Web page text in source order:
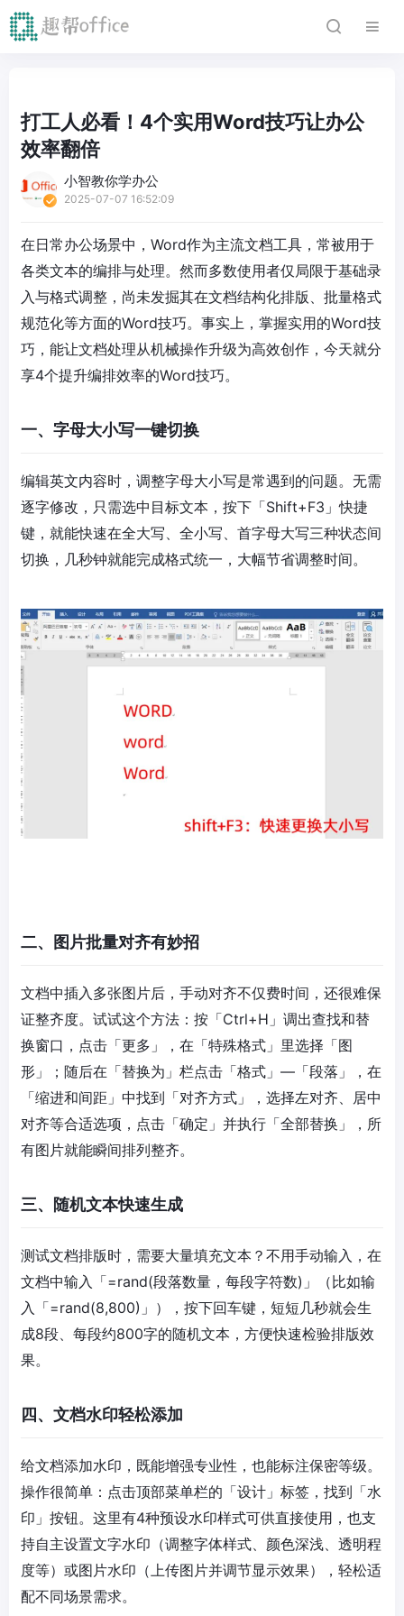
打工人必看！4个实用Word技巧让办公
效率翻倍
小智教你学办公
2025-07-07 16:52:09
在日常办公场景中，Word作为主流文档工具，常被用于
各类文本的编排与处理。然而多数使用者仅局限于基础录
入与格式调整，尚未发掘其在文档结构化排版、批量格式
规范化等方面的Word技巧。事实上，掌握实用的Word技
巧，能让文档处理从机械操作升级为高效创作，今天就分
享4个提升编排效率的Word技巧。​
一、字母大小写一键切换​
编辑英文内容时，调整字母大小写是常遇到的问题。无需
逐字修改，只需选中目标文本，按下「Shift+F3」快捷
键，就能快速在全大写、全小写、首字母大写三种状态间
切换，几秒钟就能完成格式统一，大幅节省调整时间。
二、图片批量对齐有妙招​
文档中插入多张图片后，手动对齐不仅费时间，还很难保
证整齐度。试试这个方法：按「Ctrl+H」调出查找和替
换窗口，点击「更多」，在「特殊格式」里选择「图
形」；随后在「替换为」栏点击「格式」—「段落」，在
「缩进和间距」中找到「对齐方式」，选择左对齐、居中
对齐等合适选项，点击「确定」并执行「全部替换」，所
有图片就能瞬间排列整齐。​
三、随机文本快速生成​
测试文档排版时，需要大量填充文本？不用手动输入，在
文档中输入「=rand(段落数量，每段字符数)」（比如输
入「=rand(8,800)」），按下回车键，短短几秒就会生
成8段、每段约800字的随机文本，方便快速检验排版效
果。​
四、文档水印轻松添加​
给文档添加水印，既能增强专业性，也能标注保密等级。
操作很简单：点击顶部菜单栏的「设计」标签，找到「水
印」按钮。这里有4种预设水印样式可供直接使用，也支
持自主设置文字水印（调整字体样式、颜色深浅、透明程
度等）或图片水印（上传图片并调节显示效果），轻松适
配不同场景需求。